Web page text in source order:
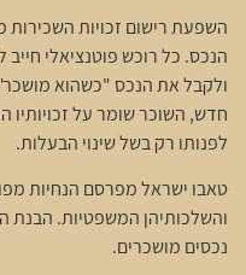
השפעת רישום זכויות
הנכס. כל רוכש פוטנציאלי
ולקבל את הנכס "כשהוא
חדש, השוכר שומר על זכויותיו
לפנותו רק בשל שינוי הבעלות.
טאבו ישראל מפרסם הנחיות
והשלכותיהן המשפטיות. הבנת
נכסים מושכרים.